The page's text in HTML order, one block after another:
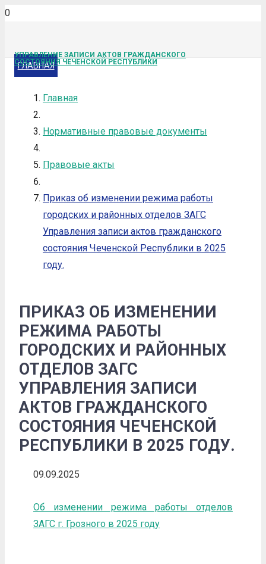
УПРАВЛЕНИЕ ЗАПИСИ АКТОВ ГРАЖДАНСКОГО
СОСТОЯНИЯ ЧЕЧЕНСКОЙ РЕСПУБЛИКИ
ГЛАВНАЯ
Главная
Нормативные правовые документы
Правовые акты
Приказ об изменении режима работы
городских и районных отделов ЗАГС
Управления записи актов гражданского
состояния Чеченской Республики в 2025
году.
ПРИКАЗ ОБ ИЗМЕНЕНИИ
РЕЖИМА РАБОТЫ
ГОРОДСКИХ И РАЙОННЫХ
ОТДЕЛОВ ЗАГС
УПРАВЛЕНИЯ ЗАПИСИ
АКТОВ ГРАЖДАНСКОГО
СОСТОЯНИЯ ЧЕЧЕНСКОЙ
РЕСПУБЛИКИ В 2025 ГОДУ.
09.09.2025
Об изменении режима работы отделов
ЗАГС г. Грозного в 2025 году